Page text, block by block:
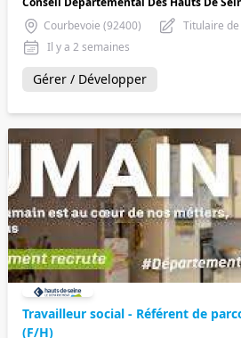
Courbevoie (92400)
Titulaire
Il y a 2 semaines
Gérer / Développer
Travailleur social - Référent de
(F/H)